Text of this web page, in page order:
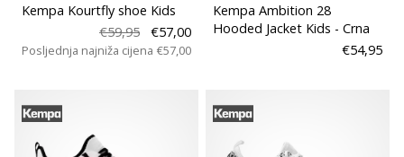
Kempa Kourtfly shoe Kids
€59,95
€57,00
Posljednja najniža cijena €57,00
Kempa Ambition 28
Hooded Jacket Kids - Crna
€54,95